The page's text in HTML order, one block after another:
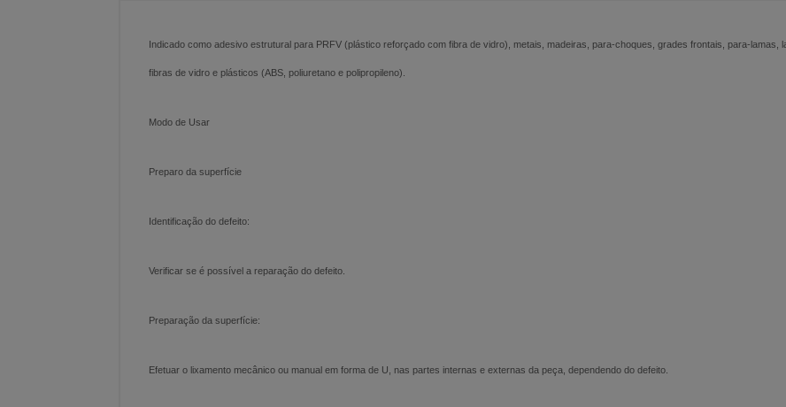
Indicado como adesivo estrutural para PRFV (plástico reforçado com fibra de vidro), metais, madeiras, para-choques, grades frontais, para-
fibras de vidro e plásticos (ABS, poliuretano e polipropileno).
Modo de Usar
Preparo da superfície
Identificação do defeito:
Verificar se é possível a reparação do defeito.
Preparação da superfície:
Efetuar o lixamento mecânico ou manual em forma de U, nas partes internas e externas da peça, dependendo do defeito.